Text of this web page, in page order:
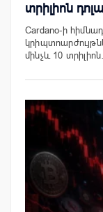
տրիլիոն
Cardano-ի
մինչև 10